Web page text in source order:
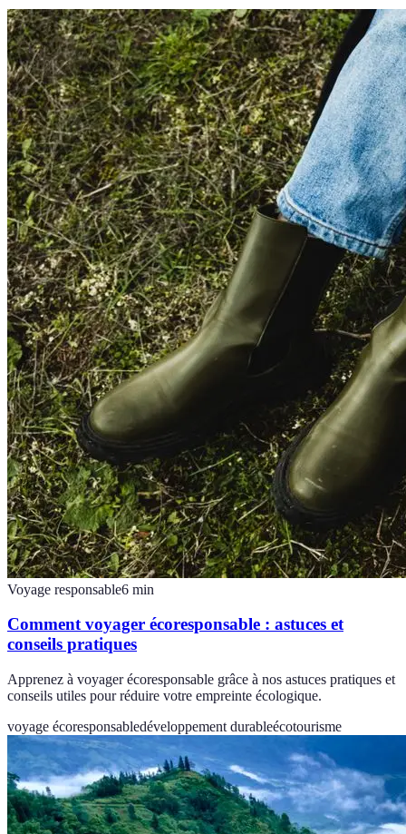
Voyage responsable6 min
Comment voyager écoresponsable : astuces et
conseils pratiques
Apprenez à voyager écoresponsable grâce à nos astuces pratiques et
conseils utiles pour réduire votre empreinte écologique.
voyage écoresponsabledéveloppement durableécotourisme